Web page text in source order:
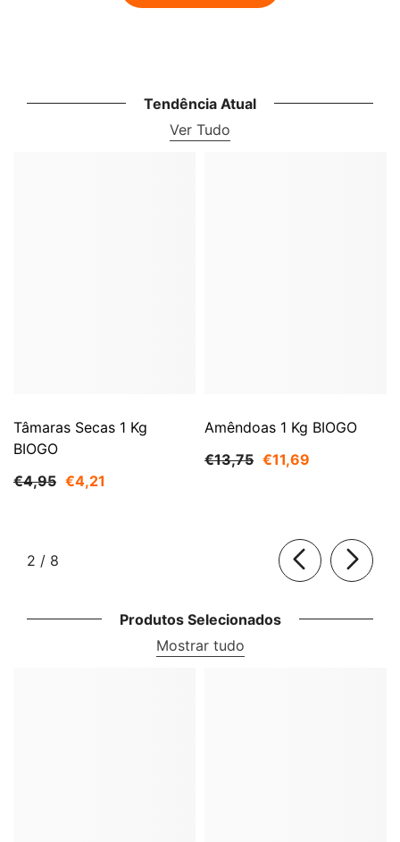
Tendência Atual
Ver Tudo
Tâmaras Secas 1 Kg
BIOGO
€4,95 €4,21
Amêndoas 1 Kg BIOGO
€13,75 €11,69
2 / de
8
Produtos Selecionados
Mostrar tudo